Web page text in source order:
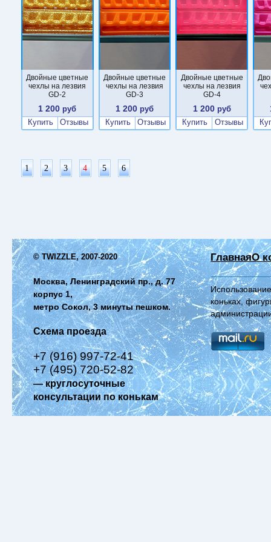
Двойные цветные
чехлы на лезвия
GD-2
1 200 руб
Купить
Отзывы
Двойные цветные
чехлы на лезвия
GD-3
1 200 руб
Купить
Отзывы
Двойные цветные
чехлы на лезвия
GD-4
1 200руб
Купить
Отзывы
1 2 3 4 5 6
© TWIZZLE, 2007-2020
Москва, Ленинградский пр., д. 77
корпус 1,
метро Сокол, 3 минуты пешком.
Схема проезда
+7 (916) 997-72-41
+7 (495) 720-52-82
— круглосуточные
консультации по конькам
ГлавнаяО
коньках,